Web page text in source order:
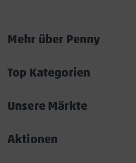
Mehr über Penny
Top Kategorien
Unsere Märkte
Aktionen